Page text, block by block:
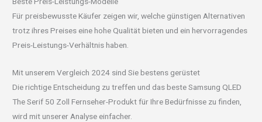
Für preisbewusste Käufer zeigen wir, welche günstigen Alternativen
trotz ihres Preises eine hohe Qualität bieten und ein hervorragendes
Preis-Leistungs-Verhältnis haben.
Mit unserem Vergleich 2024 sind Sie bestens gerüstet
Die richtige Entscheidung zu treffen und das beste Samsung QLED
The Serif 50 Zoll Fernseher-Produkt für Ihre Bedürfnisse zu finden,
wird mit unserer Analyse einfacher.